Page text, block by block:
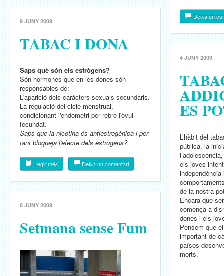
9 JUNY 2009
TABAC I DONA
Saps què són els estrògens?
Són hormones que en les dones són
responsables de:
L'aparició dels caràcters sexuals secundaris.
La regulació del cicle menstrual,
condicionant l'endometri per rebre l'òvul
fecundat.
Saps que la nicotina és antiestrogènica i per
tant bloqueja l'efecte dels estrògens?
Llegir més Deixa un comentari
8 JUNY 2009
Setmana sense Fum
Deixa un
4 JUNY 2009
ES
L’hàbit del
pública, la
els joves
de la nostra
Encara que
comença a
dones i els
Pensem que
important de
països
morts.